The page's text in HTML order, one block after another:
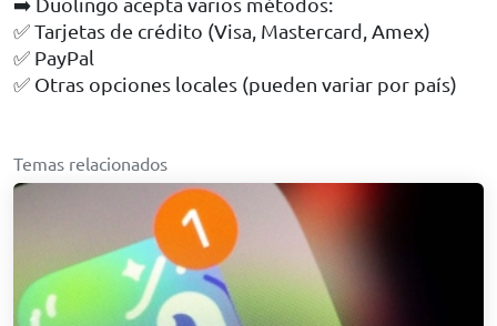
✅ Tarjetas de crédito (Visa, Mastercard, Amex)
✅ PayPal
✅ Otras opciones locales (pueden variar por país)
Temas relacionados